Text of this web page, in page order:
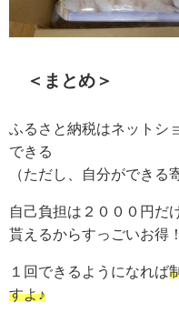
＜まとめ＞
ふるさと納税はネットシ
できる
（ただし、自分ができる
自己負担は２０００円だ
貰えるからすっごいお得！
１回できるようになれば
すよ♪